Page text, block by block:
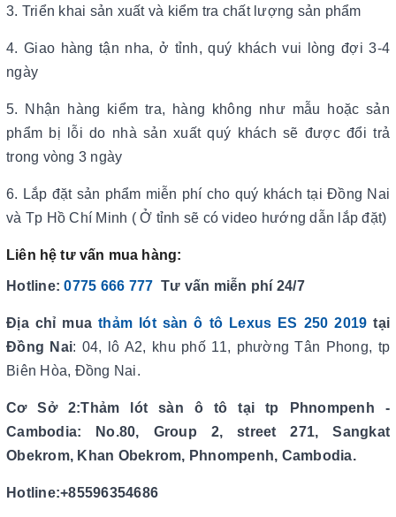
3. Triển khai sản xuất và kiểm tra chất lượng sản phẩm
4. Giao hàng tận nha, ở tỉnh, quý khách vui lòng đợi 3-4
ngày
5. Nhận hàng kiểm tra, hàng không như mẫu hoặc sản
phẩm bị lỗi do nhà sản xuất quý khách sẽ được đổi trả
trong vòng 3 ngày
6. Lắp đặt sản phẩm miễn phí cho quý khách tại Đồng Nai
và Tp Hồ Chí Minh ( Ở tỉnh sẽ có video hướng dẫn lắp đặt)
Liên hệ tư vấn mua hàng:
Hotline: 0775 666 777 Tư vấn miễn phí 24/7
Địa chỉ muathảm lót sàn ô tô Lexus ES 250 2019 tại
Đồng Nai: 04, lô A2, khu phố 11, phường Tân Phong, tp
Biên Hòa, Đồng Nai.
Cơ Sở 2:Thảm lót sàn ô tô tại tp Phnompenh -
Cambodia: No.80, Group 2, street 271, Sangkat
Obekrom, Khan Obekrom, Phnompenh, Cambodia.
Hotline:+85596354686